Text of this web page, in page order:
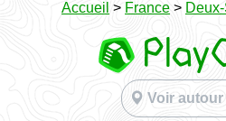
Accueil > France >
Voir autour